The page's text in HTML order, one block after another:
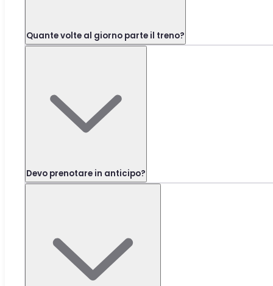
Quante volte al giorno parte il treno?
Devo prenotare in anticipo?